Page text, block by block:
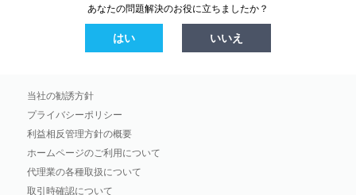
あなたの問題解決のお役に立ちましたか？
はい いいえ
当社の勧誘方針
プライバシーポリシー
利益相反管理方針の概要
ホームページのご利用について
代理業の各種取扱について
取引時確認について